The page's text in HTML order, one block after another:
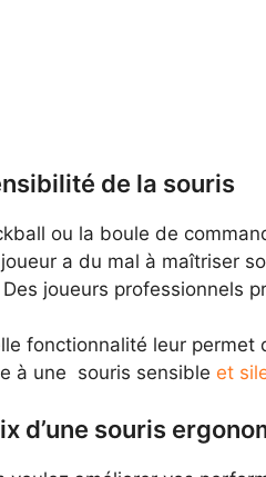
de la souris
ou la boule de
a du mal à maîtriser
Des joueurs professionnels
fonctionnalité leur permet
à une souris sensible et
d’une souris